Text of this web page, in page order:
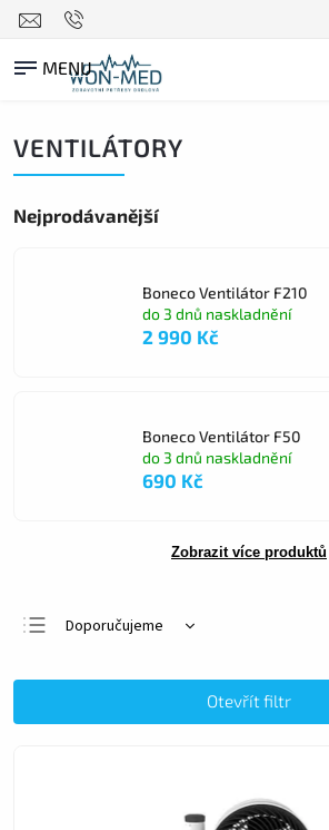
VENTILÁTORY
Nejprodávanější
Boneco Ventilátor F210
do 3 dnů naskladnění
2 990 Kč
Boneco Ventilátor F50
do 3 dnů naskladnění
690 Kč
Zobrazit více produktů
Doporučujeme
Otevřít filtr